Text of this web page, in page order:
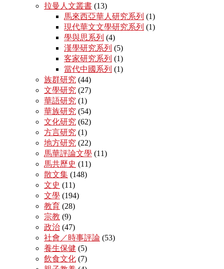
拉曼人文叢書 (13)
馬來西亞華人研究系列 (1)
現代華文文學研究系列 (1)
學與思系列 (4)
漢學研究系列 (5)
客家研究系列 (1)
當代中國系列 (1)
族群研究 (44)
文學研究 (27)
華語研究 (1)
華族研究 (54)
文化研究 (62)
方言研究 (1)
地方研究 (22)
馬華評論文學 (11)
馬共歷史 (11)
散文集 (148)
文史 (11)
文學 (194)
教育 (28)
宗教 (9)
政治 (47)
社會／時事評論 (53)
養生保健 (5)
飲食文化 (7)